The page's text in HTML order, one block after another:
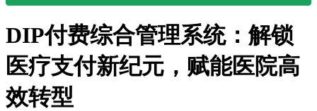
DIP付费综合管理系统：解锁
医疗支付新纪元，赋能医院高
效转型